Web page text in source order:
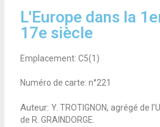
L'Europe dans la
17e siècle
Emplacement: C5(1)
Numéro de carte: n°221
Auteur: Y. TROTIGNON, agrégé de
de R. GRAINDORGE.